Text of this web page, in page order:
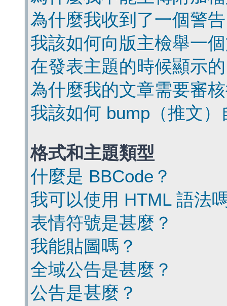
為什麼我收到了一個警
我該如何向版主檢舉一
在發表主題的時候顯示
為什麼我的文章需要審
我該如何 bump（推文
格式和主題類型
什麼是 BBCode？
我可以使用 HTML 語法
表情符號是甚麼？
我能貼圖嗎？
全域公告是甚麼？
公告是甚麼？